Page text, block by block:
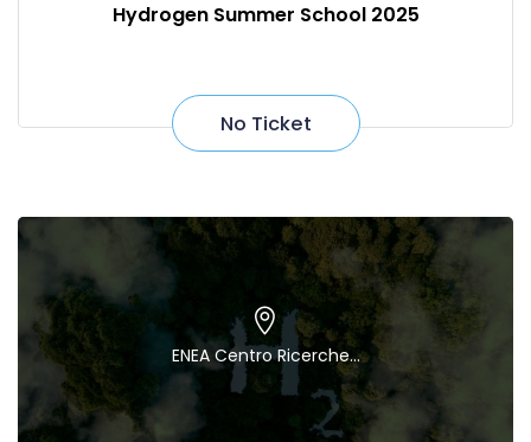
Hydrogen Summer School 2025
No Ticket
ENEA Centro Ricerche...